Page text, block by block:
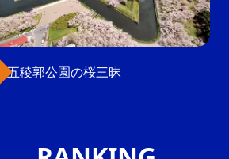
五稜郭公園の桜三昧